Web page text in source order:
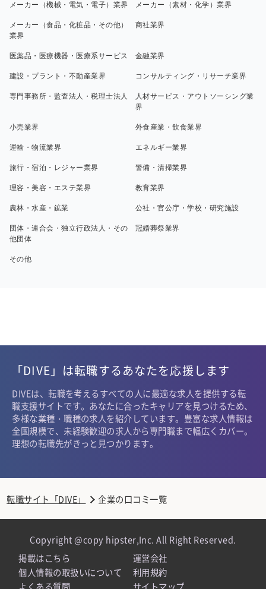
メーカー（機械・電気・電子）業界 メーカー（素材・化学）業界
メーカー（食品・化粧品・その他）
業界
商社業界
医薬品・医療機器・医療系サービス 金融業界
建設・プラント・不動産業界 コンサルティング・リサーチ業界
専門事務所・監査法人・税理士法人
人材サービス・アウトソーシング業
界
小売業界 外食産業・飲食業界
運輸・物流業界 エネルギー業界
旅行・宿泊・レジャー業界 警備・清掃業界
理容・美容・エステ業界 教育業界
農林・水産・鉱業 公社・官公庁・学校・研究施設
団体・連合会・独立行政法人・その
他団体
冠婚葬祭業界
その他
「DIVE」は転職するあなたを応援します
DIVEは、転職を考えるすべての人に最適な求人を提供する転
職支援サイトです。あなたに合ったキャリアを見つけるため、
多様な業種・職種の求人を紹介しています。豊富な求人情報は
全国規模で、未経験歓迎の求人から専門職まで幅広くカバー。
理想の転職先がきっと見つかります。
転職サイト「DIVE」 企業の口コミ一覧
Copyright @copy hipster,Inc. All Right Reserved.
掲載はこちら
運営会社
個人情報の取扱いについて
利用規約
よくある質問
サイトマップ